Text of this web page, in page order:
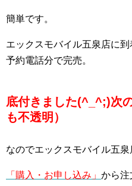
簡単です。
エックスモバイル五泉店に
予約電話分で完売。
底付きました(^_^;)次
も不透明）
なのでエックスモバイル五泉
「購入・お申し込み」 から注